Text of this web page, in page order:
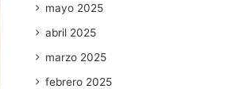
mayo 2025
abril 2025
marzo 2025
febrero 2025